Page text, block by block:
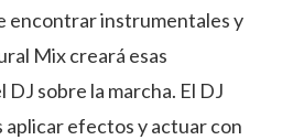
encontrar instrumentales y
Mix creará esas
DJ sobre la marcha. El DJ
efectos y actuar con